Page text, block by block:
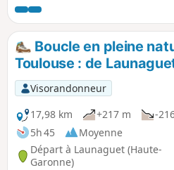
qui traverse les quartiers Saint-
Capitole, Carmes et Saint-
à partir de la station de métro
Verdier.Boucle en pleine
Toulouse : de
Visorandonneur
17,98 km
+217 m
-
5h 45
Moyenne
Départ à Launaguet (Haute-
Garonne)